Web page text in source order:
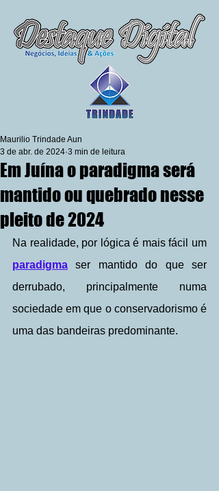
Em Juína o paradigma será
mantido ou quebrado nesse
pleito de 2024
Maurilio Trindade Aun
3 de abr. de 2024 3 min de leitura
paradigma ser mantido do que ser
derrubado, principalmente numa
sociedade em que o conservadorismo é
uma das bandeiras predominante.